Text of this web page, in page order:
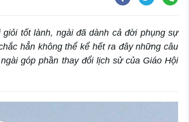
tốt lành, ngài đã dành cả đời phụng sự
hẳn không thể kể hết ra đây những câu
góp phần thay đổi lịch sử của Giáo Hội